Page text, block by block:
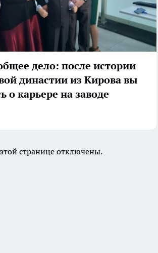
дело: после истории
династии из Кирова вы
о карьере на заводе
странице отключены.